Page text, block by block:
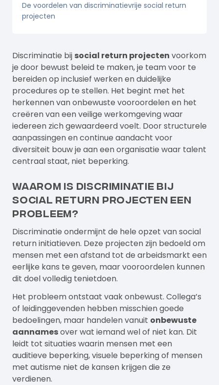
De voordelen van discriminatievrije social return
projecten
Discriminatie bij social return projecten voorkom
je door bewust beleid te maken, je team voor te
bereiden op inclusief werken en duidelijke
procedures op te stellen. Het begint met het
herkennen van onbewuste vooroordelen en het
creëren van een veilige werkomgeving waar
iedereen zich gewaardeerd voelt. Door structurele
aanpassingen en continue aandacht voor
diversiteit bouw je aan een organisatie waar talent
centraal staat, niet beperking.
Waarom is discriminatie bij
social return projecten een
probleem?
Discriminatie ondermijnt de hele opzet van social
return initiatieven. Deze projecten zijn bedoeld om
mensen met een afstand tot de arbeidsmarkt een
eerlijke kans te geven, maar vooroordelen kunnen
dit doel volledig tenietdoen.
Het probleem ontstaat vaak onbewust. Collega’s
of leidinggevenden hebben misschien goede
bedoelingen, maar handelen vanuit onbewuste
aannamesover wat iemand wel of niet kan. Dit
leidt tot situaties waarin mensen met een
auditieve beperking, visuele beperking of mensen
met autisme niet de kansen krijgen die ze
verdienen.